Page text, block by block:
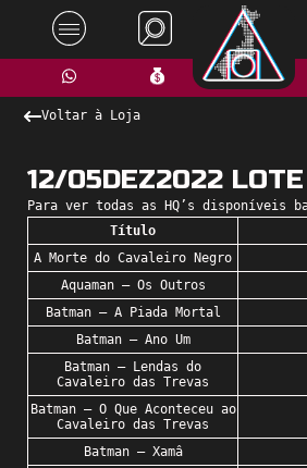
Voltar à Loja
12/05DEZ2022
Para ver todas as HQ’s disponíveis
Título
A Morte do Cavaleiro Negro
Aquaman – Os Outros
Batman – A Piada Mortal
Batman – Ano Um
Batman – Lendas do
Cavaleiro das Trevas
Batman – O Que Aconteceu ao
Cavaleiro das Trevas
Batman – Xamâ